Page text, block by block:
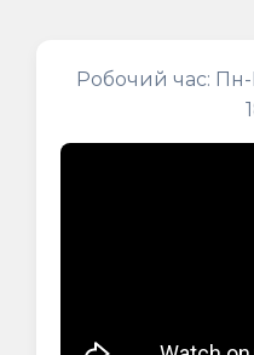
Робочий час: Пн-